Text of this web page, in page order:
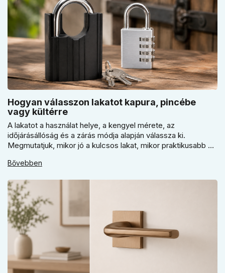
Hogyan válasszon lakatot kapura, pincébe
vagy kültérre
A lakatot a használat helye, a kengyel mérete, az
időjárásállóság és a zárás módja alapján válassza ki.
Megmutatjuk, mikor jó a kulcsos lakat, mikor praktikusabb a
érdemes kapuhoz, pincéhez vagy kerti házhoz csak ár
Bővebben